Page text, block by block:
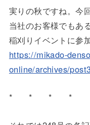
実りの秋ですね。今
当社のお客様でもあ
稲刈りイベントに参
https://mikado-
online/archives/
* * * *